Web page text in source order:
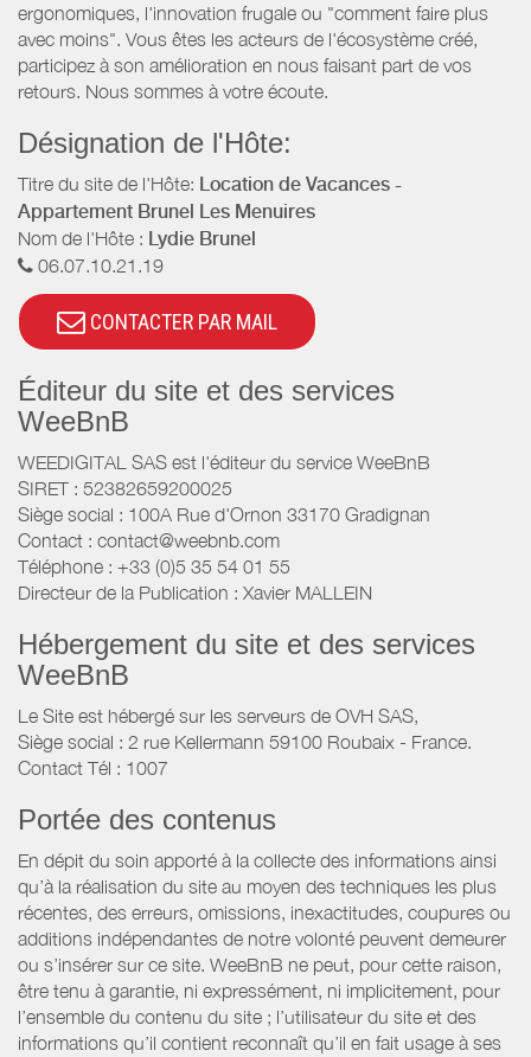
ergonomiques, l'innovation frugale ou "comment faire plus
avec moins". Vous êtes les acteurs de l'écosystème créé,
participez à son amélioration en nous faisant part de vos
retours. Nous sommes à votre écoute.
Désignation de l'Hôte:
Titre du site de l'Hôte: Location de Vacances -
Appartement Brunel Les Menuires
Nom de l'Hôte : Lydie Brunel
06.07.10.21.19
CONTACTER PAR MAIL
Éditeur du site et des services
WeeBnB
WEEDIGITAL SAS est l'éditeur du service WeeBnB
SIRET : 52382659200025
Siège social : 100A Rue d'Ornon 33170 Gradignan
Contact : contact@weebnb.com
Téléphone : +33 (0)5 35 54 01 55
Directeur de la Publication : Xavier MALLEIN
Hébergement du site et des services
WeeBnB
Le Site est hébergé sur les serveurs de OVH SAS,
Siège social : 2 rue Kellermann 59100 Roubaix - France.
Contact Tél : 1007
Portée des contenus
En dépit du soin apporté à la collecte des informations ainsi
qu’à la réalisation du site au moyen des techniques les plus
récentes, des erreurs, omissions, inexactitudes, coupures ou
additions indépendantes de notre volonté peuvent demeurer
ou s’insérer sur ce site. WeeBnB ne peut, pour cette raison,
être tenu à garantie, ni expressément, ni implicitement, pour
l’ensemble du contenu du site ; l’utilisateur du site et des
informations qu’il contient reconnaît qu’il en fait usage à ses